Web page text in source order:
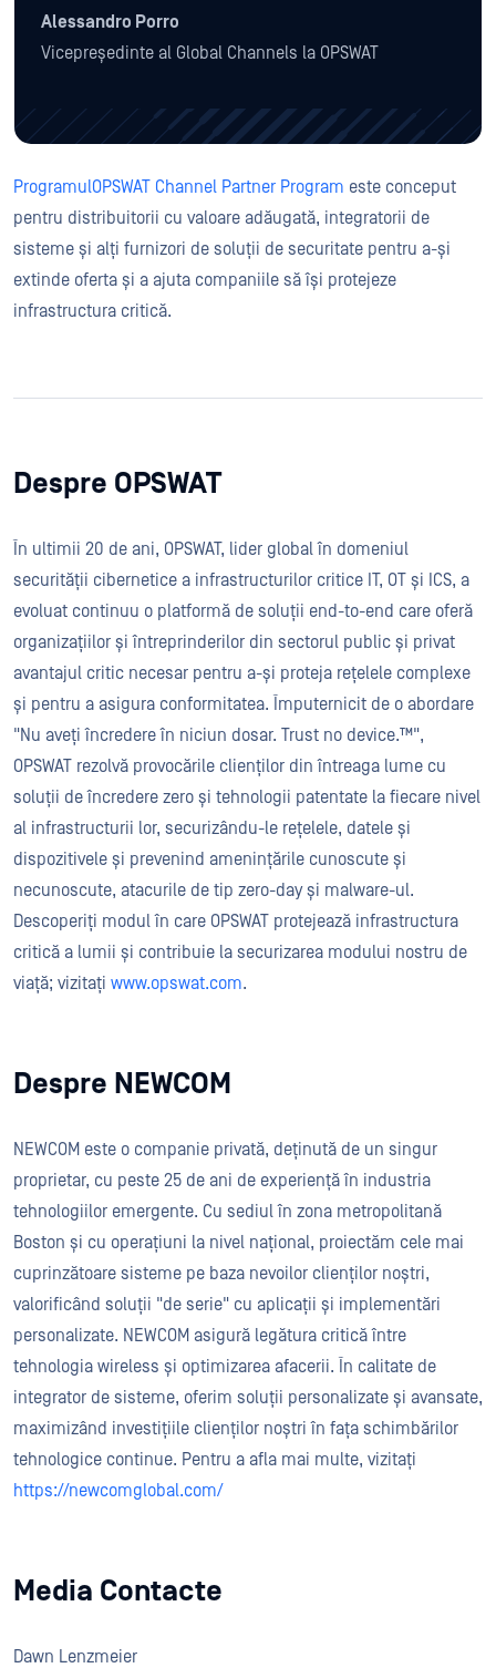
Alessandro Porro
Vicepreședinte al Global Channels la OPSWAT
ProgramulOPSWAT Channel Partner Program este conceput
pentru distribuitorii cu valoare adăugată, integratorii de
sisteme și alți furnizori de soluții de securitate pentru a-și
extinde oferta și a ajuta companiile să își protejeze
infrastructura critică.
Despre OPSWAT
În ultimii 20 de ani, OPSWAT, lider global în domeniul
securității cibernetice a infrastructurilor critice IT, OT și ICS, a
evoluat continuu o platformă de soluții end-to-end care oferă
organizațiilor și întreprinderilor din sectorul public și privat
avantajul critic necesar pentru a-și proteja rețelele complexe
și pentru a asigura conformitatea. Împuternicit de o abordare
"Nu aveți încredere în niciun dosar. Trust no device.™",
OPSWAT rezolvă provocările clienților din întreaga lume cu
soluții de încredere zero și tehnologii patentate la fiecare nivel
al infrastructurii lor, securizându-le rețelele, datele și
dispozitivele și prevenind amenințările cunoscute și
necunoscute, atacurile de tip zero-day și malware-ul.
Descoperiți modul în care OPSWAT protejează infrastructura
critică a lumii și contribuie la securizarea modului nostru de
viață; vizitați www.opswat.com.
Despre NEWCOM
NEWCOM este o companie privată, deținută de un singur
proprietar, cu peste 25 de ani de experiență în industria
tehnologiilor emergente. Cu sediul în zona metropolitană
Boston și cu operațiuni la nivel național, proiectăm cele mai
cuprinzătoare sisteme pe baza nevoilor clienților noștri,
valorificând soluții "de serie" cu aplicații și implementări
personalizate. NEWCOM asigură legătura critică între
tehnologia wireless și optimizarea afacerii. În calitate de
integrator de sisteme, oferim soluții personalizate și avansate,
maximizând investițiile clienților noștri în fața schimbărilor
tehnologice continue. Pentru a afla mai multe, vizitați
https://newcomglobal.com/
Media Contacte
Dawn Lenzmeier